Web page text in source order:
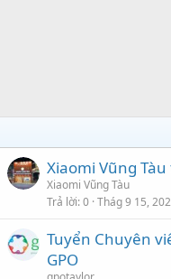
Xiaomi Vũng
Xiaomi Vũng Tàu
Trả lời 0 Thág 9 15,
Tuyển Chuyên
GPO